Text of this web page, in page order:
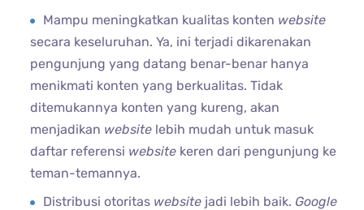
Mampu meningkatkan kualitas konten website
secara keseluruhan. Ya, ini terjadi dikarenakan
pengunjung yang datang benar-benar hanya
menikmati konten yang berkualitas. Tidak
ditemukannya konten yang kureng, akan
menjadikan website lebih mudah untuk masuk
daftar referensi website keren dari pengunjung ke
teman-temannya.
Distribusi otoritas website jadi lebih baik. Google